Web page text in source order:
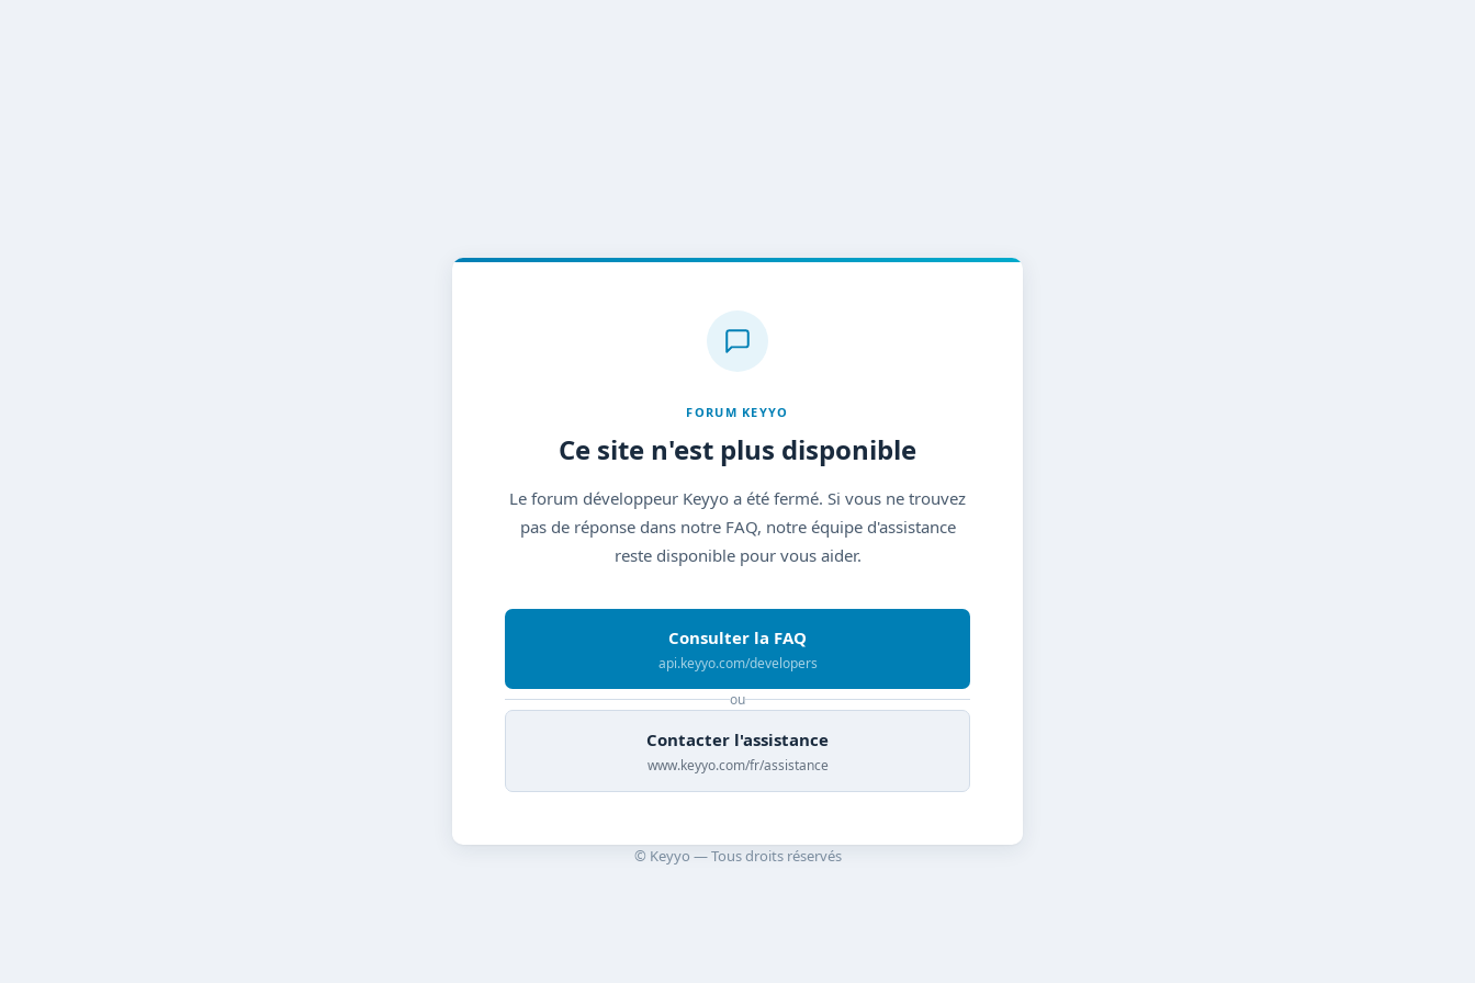
FORUM KEYYO
Ce site n'est plus disponible
Le forum développeur Keyyo a été fermé. Si vous ne trouvez
pas de réponse dans notre FAQ, notre équipe d'assistance
reste disponible pour vous aider.
Consulter la FAQ
api.keyyo.com/developers
ou
Contacter l'assistance
www.keyyo.com/fr/assistance
© Keyyo — Tous droits réservés